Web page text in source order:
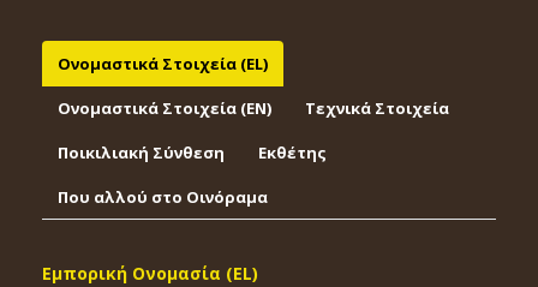
Ονομαστικά Στοιχεία (EL)
Ονομαστικά Στοιχεία (EΝ) Τεχνικά Στοιχεία
Ποικιλιακή Σύνθεση Εκθέτης
Που αλλού στο Οινόραμα
Εμπορική Ονομασία (EL)